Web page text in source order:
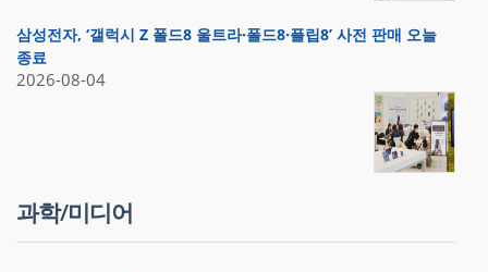
삼성전자, ‘갤럭시 Z 폴드8 울트라·폴드8·플립8’ 사전 판매 오늘
종료
2026-08-04
과학/미디어